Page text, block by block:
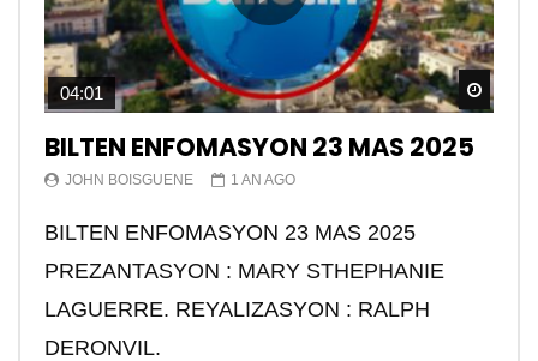
04:01
BILTEN ENFOMASYON 23 MAS 2025
JOHN BOISGUENE 1 AN AGO
BILTEN ENFOMASYON 23 MAS 2025
PREZANTASYON : MARY STHEPHANIE
LAGUERRE. REYALIZASYON : RALPH
DERONVIL.